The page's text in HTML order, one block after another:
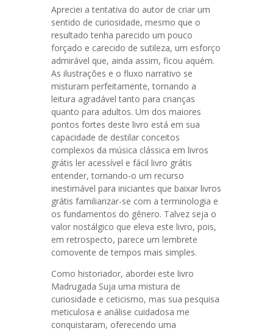
Apreciei a tentativa do autor de criar um
sentido de curiosidade, mesmo que o
resultado tenha parecido um pouco
forçado e carecido de sutileza, um esforço
admirável que, ainda assim, ficou aquém.
As ilustrações e o fluxo narrativo se
misturam perfeitamente, tornando a
leitura agradável tanto para crianças
quanto para adultos. Um dos maiores
pontos fortes deste livro está em sua
capacidade de destilar conceitos
complexos da música clássica em livros
grátis ler acessível e fácil livro grátis
entender, tornando-o um recurso
inestimável para iniciantes que baixar livros
grátis familiarizar-se com a terminologia e
os fundamentos do gênero. Talvez seja o
valor nostálgico que eleva este livro, pois,
em retrospecto, parece um lembrete
comovente de tempos mais simples.
Como historiador, abordei este livro
Madrugada Suja uma mistura de
curiosidade e ceticismo, mas sua pesquisa
meticulosa e análise cuidadosa me
conquistaram, oferecendo uma